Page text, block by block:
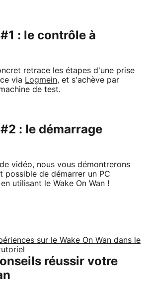
: le contrôle à
retrace les étapes d'une prise
via Logmein, et s'achève par
de test.
: le démarrage
vidéo, nous vous démontrerons
possible de démarrer un PC
utilisant le Wake On Wan !
sur le Wake On Wan dans le
réussir votre